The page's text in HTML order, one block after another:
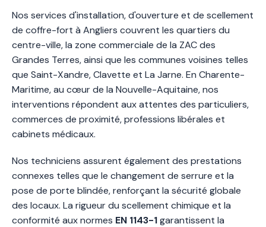
Nos services d'installation, d'ouverture et de scellement
de coffre-fort à Angliers couvrent les quartiers du
centre-ville, la zone commerciale de la ZAC des
Grandes Terres, ainsi que les communes voisines telles
que Saint-Xandre, Clavette et La Jarne. En Charente-
Maritime, au cœur de la Nouvelle-Aquitaine, nos
interventions répondent aux attentes des particuliers,
commerces de proximité, professions libérales et
cabinets médicaux.
Nos techniciens assurent également des prestations
connexes telles que le changement de serrure et la
pose de porte blindée, renforçant la sécurité globale
des locaux. La rigueur du scellement chimique et la
conformité aux normes EN 1143-1garantissent la